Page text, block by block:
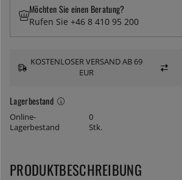
Lagerbestand
Online-
Lagerbestand
0
Stk.
Möchten Sie einen Beratung?
Rufen Sie +46 8 410 95 200
KOSTENLOSER VERSAND AB 69
EUR
PRODUKTBESCHREIBUNG